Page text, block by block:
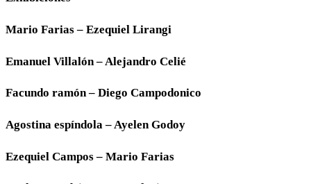
Mario Farias – Ezequiel Lirangi
Emanuel Villalón – Alejandro Celié
Facundo ramón – Diego Campodonico
Agostina espíndola – Ayelen Godoy
Ezequiel Campos – Mario Farias